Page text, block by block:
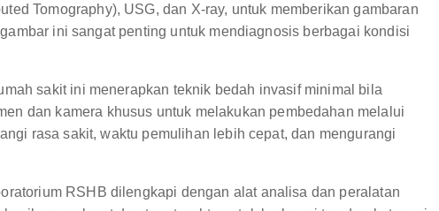
Tomography), USG, dan X-ray, untuk memberikan gambaran
ini sangat penting untuk mendiagnosis berbagai kondisi
sakit ini menerapkan teknik bedah invasif minimal bila
dan kamera khusus untuk melakukan pembedahan melalui
rasa sakit, waktu pemulihan lebih cepat, dan mengurangi
RSHB dilengkapi dengan alat analisa dan peralatan